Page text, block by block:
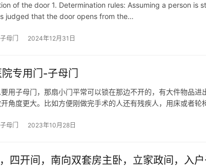
of the door 1. Determination rules: Assuming a person is
judged that the door opens from the…
子母门 2024年12月31日
专用门-子母门
用子母门，那扇小门平常可以锁在那边不开的，有大件物品
角度更大。比如方便刚做完手术的人还有残疾人，用床或者
子母门 2023年10月28日
四开间，南向双套房主卧，立家政间，入户